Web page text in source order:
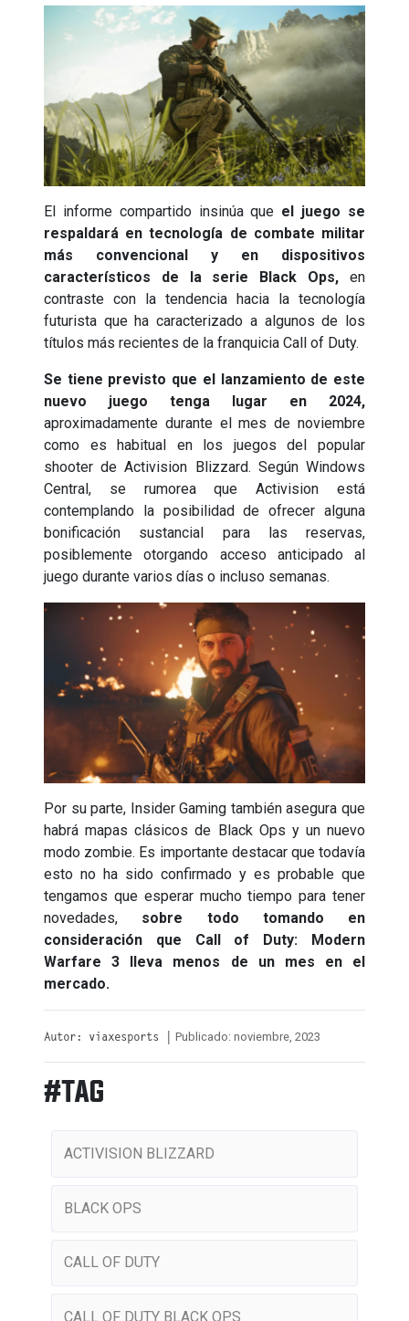
El informe compartido insinúa que el juego se
respaldará en tecnología de combate militar
más convencional y en dispositivos
característicos de la serie Black Ops, en
contraste con la tendencia hacia la tecnología
futurista que ha caracterizado a algunos de los
títulos más recientes de la franquicia Call of Duty.
Se tiene previsto que el lanzamiento de este
nuevo juego tenga lugar en 2024,
aproximadamente durante el mes de noviembre
como es habitual en los juegos del popular
shooter de Activision Blizzard. Según Windows
Central, se rumorea que Activision está
contemplando la posibilidad de ofrecer alguna
bonificación sustancial para las reservas,
posiblemente otorgando acceso anticipado al
juego durante varios días o incluso semanas.
Por su parte, Insider Gaming también asegura que
habrá mapas clásicos de Black Ops y un nuevo
modo zombie. Es importante destacar que todavía
esto no ha sido confirmado y es probable que
tengamos que esperar mucho tiempo para tener
novedades, sobre todo tomando en
consideración que Call of Duty: Modern
Warfare 3 lleva menos de un mes en el
mercado.
Autor: viaxesports | Publicado: noviembre, 2023
#TAG
ACTIVISION BLIZZARD
BLACK OPS
CALL OF DUTY
CALL OF DUTY BLACK OPS